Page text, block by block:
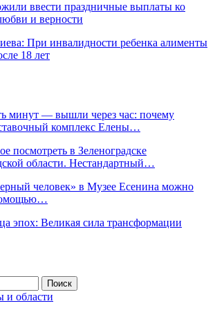
ввести праздничные выплаты ко
и верности
При инвалидности ребенка алименты
18 лет
минут — вышли через час: почему
комплекс Елены…
посмотреть в Зеленоградске
области. Нестандартный…
человек» в Музее Есенина можно
эпох: Великая сила трансформации